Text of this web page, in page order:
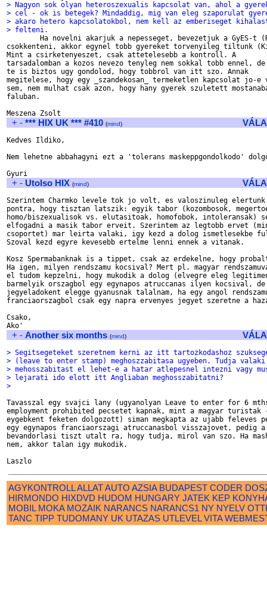
> Nagyon sok olyan heteroszexualis kapcsolat van, ahol a
> cel - ok is betegek? Mindaddig, mig van eleg szaporulat
> akaro hetero kapcsolatokbol, nem kell az emberiseget
> felteni.
csokkenteni, akkor egynel tobb gyereket torvenyileg tiltunk
Mint a csirketenyeszet, csak attetelesebb a kontroll. A
tarsadalomban a kozos nevezo tenyleg nem sokkal tobb ennel,
te is biztos ugy gondolod, hogy tobbrol van itt szo. Annak
megitelese, hogy egy _szandekosan_ termeketlen kapcsolat jo-e
sem, nem mulhat csak azon, hogy hany gyerek szuletett
faluban.
+ - *** HIX UK *** #410 (mind)
Kedves Ildiko,
Nem lehetne abbahagyni ezt a 'tolerans maskeppgondolkodo'
+ - Utolso HIX (mind)
Szerintem Charmko levele tok jo volt, es valoszinuleg
pontra, hogy tisztan latszik: egyik tabor (kozombosok,
homo/biszexualisok vs. elutasitoak, homofobok, intoleransak)
elfogadni a masik tabor erveit. Szerintem az legtobb ervet
csoportet) mar leirta valaki, igy kezd a dolog ismetlesekbe
Szoval kezd egyre kevesebb ertelme lenni ennek a vitanak.
Kosz Spermabanknak is a tippet, csak az erdekelne, hogy
Ha igen, milyen rendszamu kocsival? Mert pl. magyar
el tudom kepzelni, hogy mukodik a dolog (elvegre eleg
barmelyik orszagbol egy egynapos atruccanas ilyen kocsival, de
jegyeladokent elegge gyanusnak talalnam, ha egy angol
franciaorszagbol csak egy napra ervenyes jegyet szeretne a
Csako,
+ - Another six months (mind)
> Segitsegeteket szeretnem kerni az itt tartozkodashoz
> (leave to enter stamp) meghoszzabitasa ugyeben. Tudja valaki
> mehosszabitast el lehet-e a hatar atlepesnel intezni vagy
> lejarati ido elott itt Angliaban meghosszabitatni?
>
Tavasszal egy svajci lany (ugyanolyan Leave to enter for 6
employment prohibited pecsetet kapnak, mint a magyar
eygebkent feketen dolgozott) siman megkapta az ujabb feleves
egy egynapos franciaorszagi atruccanasbol visszajovet, pedig
bevandorlasi tiszt utalt ra, hogy tudja, mirol van szo. Ha
nem, akkor talan igy mukodik.
AGYKONTROLLALLATAUTO AZSIA BUDAPEST CODER
HIRMONDO HIXDVD HUDOM HUNGARY JATEK KEP
MOBIL MOKA MOZAIK NARANCS NARANCS1 NY NYELV
TANC TIPP TUDOMANY UK UTAZAS UTLEVEL VITA